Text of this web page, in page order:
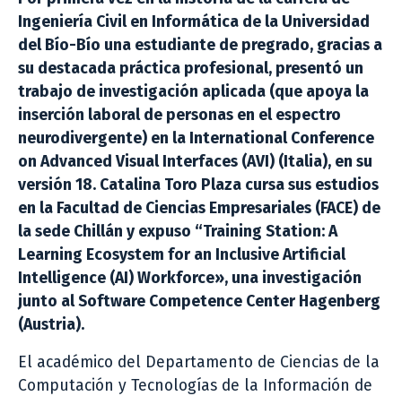
Ingeniería Civil en Informática de la Universidad
del Bío-Bío una estudiante de pregrado, gracias a
su destacada práctica profesional, presentó un
trabajo de investigación aplicada (que apoya la
inserción laboral de personas en el espectro
neurodivergente) en la International Conference
on Advanced Visual Interfaces (AVI) (Italia), en su
versión 18. Catalina Toro Plaza cursa sus estudios
en la Facultad de Ciencias Empresariales (FACE) de
la sede Chillán y expuso “Training Station: A
Learning Ecosystem for an Inclusive Artificial
Intelligence (AI) Workforce», una investigación
junto al Software Competence Center Hagenberg
(Austria).
El académico del Departamento de Ciencias de la
Computación y Tecnologías de la Información de